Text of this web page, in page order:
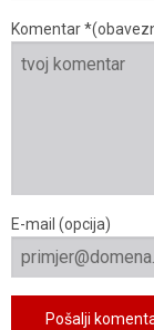
Komentar
E-mail (opcija)
Pošalji